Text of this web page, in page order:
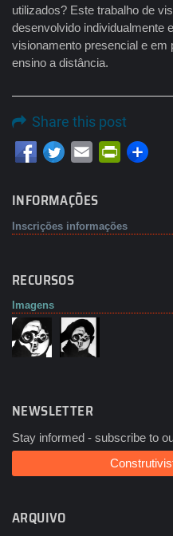
utilizados? Este trabalho de
desenvolvido individualmente
visionamento presencial e em
ensino a distância.
Share this post
Email
INFORMAÇÕES
Inscrições informações
RECURSOS
Imagens
NEWSLETTER
Stay informed - subscribe to
ARQUIVO